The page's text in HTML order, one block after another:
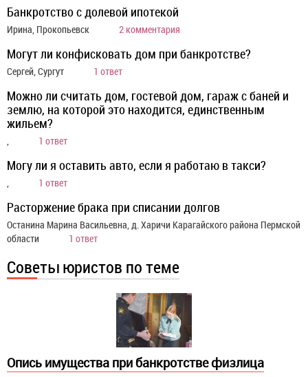
Банкротство с долевой ипотекой
Ирина, Прокопьевск 2 комментария
Могут ли конфисковать дом при банкротстве?
Сергей, Сургут 1 ответ
Можно ли считать дом, гостевой дом, гараж с баней и
землю, на которой это находится, единственным
жильем?
, 1 ответ
Могу ли я оставить авто, если я работаю в такси?
, 1 ответ
Расторжение брака при списании долгов
Останина Марина Васильевна, д. Харичи Карагайского района Пермской
области
1 ответ
Советы юристов по теме
Опись имущества при банкротстве физлица